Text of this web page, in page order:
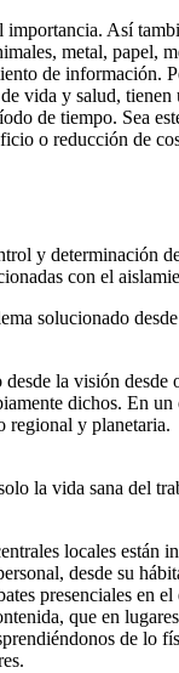
Así
metal, papel,
de información.
vida y salud,
de tiempo. Sea
o reducción de
y
con el
solucionado
la visión
dichos. En
y
la vida sana del
locales
desde su
presenciales en
que en
de